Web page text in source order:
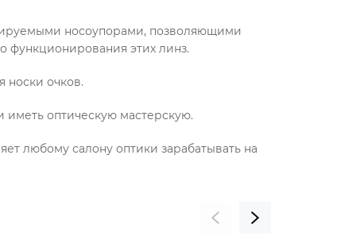
носоупорами, позволяющими
функционирования этих линз.
носки очков.
иметь оптическую мастерскую.
любому салону оптики зарабатывать на